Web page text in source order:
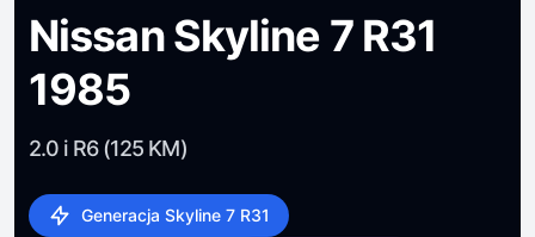
Nissan Skyline 7 R31
1985
2.0 i R6 (125 KM)
Generacja Skyline 7 R31